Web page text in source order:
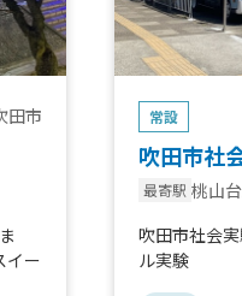
田市
イー
常設
吹田市社
最寄駅 桃山
吹田市社会
ル実験